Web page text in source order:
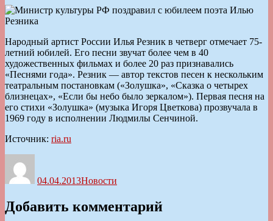
Народный артист России Илья Резник в четверг отмечает 75-
летний юбилей. Его песни звучат более чем в 40
художественных фильмах и более 20 раз признавались
«Песнями года». Резник — автор текстов песен к нескольким
театральным постановкам («Золушка», «Сказка о четырех
близнецах», «Если бы небо было зеркалом»). Первая песня на
его стихи «Золушка» (музыка Игоря Цветкова) прозвучала в
1969 году в исполнении Людмилы Сенчиной.
Источник: ria.ru
04.04.2013Новости
Добавить комментарий